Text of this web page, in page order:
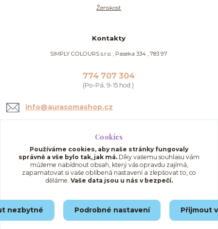
Ženskost
Kontakty
SIMPLY COLOURS s.r.o. , Paseka 334 , 783 97
774 707 304
(Po-Pá, 9-15 hod.)
info@aurasomashop.cz
Upravit sběr cookies.
© 2025 AuraSomaShop.cz – provozovatel Simply Colours s.r.o., IČO: 02562286, se
sídlem Paseka 334, 783 97, Česká republika.
Cookies
Používáme cookies, aby naše stránky fungovaly
správně a vše bylo tak, jak má. Díky vašemu souhlasu vám
můžeme nabídnout obsah, který vás opravdu zajímá,
zapamatovat si vaše oblíbená nastavení a zlepšovat to, co
děláme. Vaše data jsou u nás v bezpečí.
nezbytné Podrobné nastavení Přijmout